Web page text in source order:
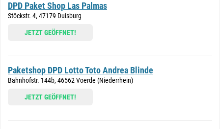
DPD Paket Shop Las Palmas
Stöckstr. 4, 47179 Duisburg
JETZT GEÖFFNET!
Paketshop DPD Lotto Toto Andrea Blinde
Bahnhofstr. 144b, 46562 Voerde (Niederrhein)
JETZT GEÖFFNET!